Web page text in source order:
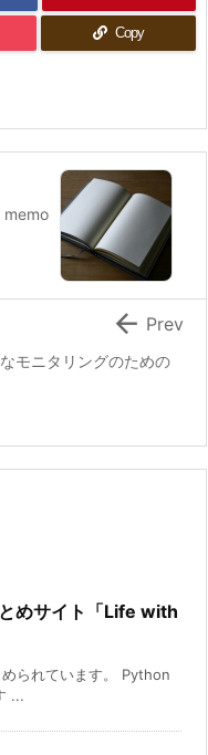
Copy
memo
モニタリングのための
 Prev
めサイト「Life with
られています。 Python
...